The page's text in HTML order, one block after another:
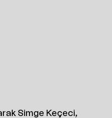
Simge Keçeci,